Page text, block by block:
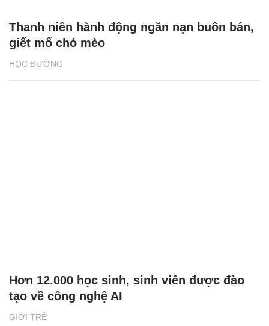
HỌC ĐƯỜNG
Thanh niên hành động ngăn nạn buôn bán,
giết mổ chó mèo
GIỚI TRẺ
Hơn 12.000 học sinh, sinh viên được đào
tạo về công nghệ AI